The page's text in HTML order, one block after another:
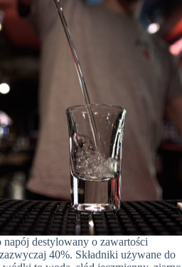
napój destylowany o zawartości
40%. Składniki używane do